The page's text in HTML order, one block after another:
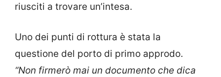
riusciti a trovare un’intesa.
Uno dei punti di rottura è stata la
questione del porto di primo approdo.
“Non firmerò mai un documento che dica